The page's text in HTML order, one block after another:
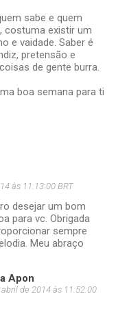
sabe e quem
costuma existir um
e vaidade. Saber é
pretensão e
de gente burra.
boa semana para ti
às 11:13:00 BRT
desejar um bom
para vc. Obrigada
sempre
Meu abraço
Apon
de 2014 às 11:52:00